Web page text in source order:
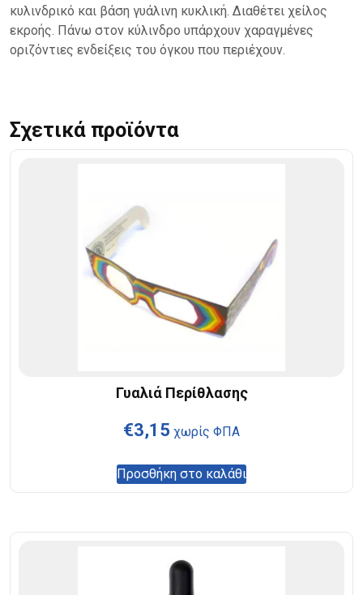
κυλινδρικό και βάση γυάλινη κυκλική. Διαθέτει χείλος
εκροής. Πάνω στον κύλινδρο υπάρχουν χαραγμένες
οριζόντιες ενδείξεις του όγκου που περιέχουν.
Σχετικά προϊόντα
Γυαλιά Περίθλασης
€3,15 χωρίς ΦΠΑ
Προσθήκη στο καλάθι